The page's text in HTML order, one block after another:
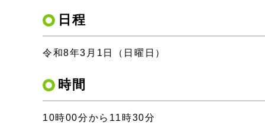
日程
令和8年3月1日（日曜日）
時間
10時00分から11時30分